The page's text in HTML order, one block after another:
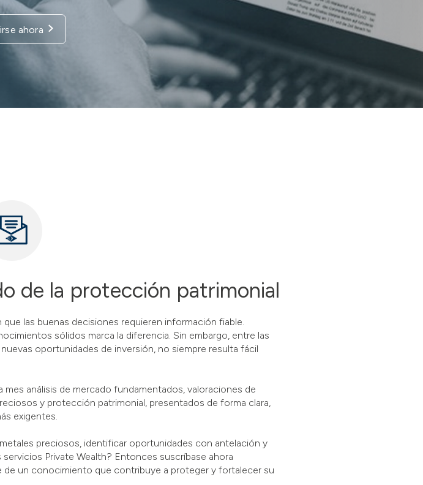
ahora
de la protección patrimonial
las buenas decisiones requieren información fiable.
sólidos marca la diferencia. Sin embargo, entre las
oportunidades de inversión, no siempre resulta fácil
análisis de mercado fundamentados, valoraciones de
y protección patrimonial, presentados de forma clara,
exigentes.
preciosos, identificar oportunidades con antelación y
Private Wealth? Entonces suscríbase ahora
un conocimiento que contribuye a proteger y fortalecer su